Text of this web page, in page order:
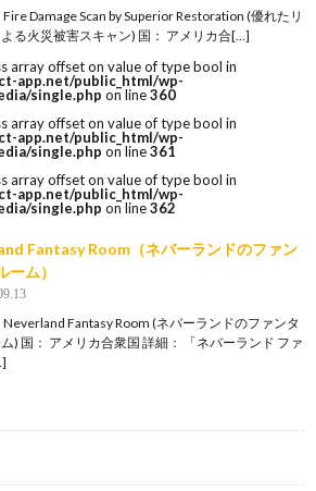
Damage Scan by Superior Restoration (優れたリ
る火災被害スキャン) 国： アメリカ合[…]
array offset on value of type bool in
app.net/public_html/wp-
single.php on line360
array offset on value of type bool in
app.net/public_html/wp-
single.php on line361
array offset on value of type bool in
app.net/public_html/wp-
single.php on line362
Fantasy Room（ネバーランドのファン
ーム）
Neverland Fantasy Room (ネバーランドのファンタ
) 国： アメリカ合衆国 詳細： 「ネバーランド ファ